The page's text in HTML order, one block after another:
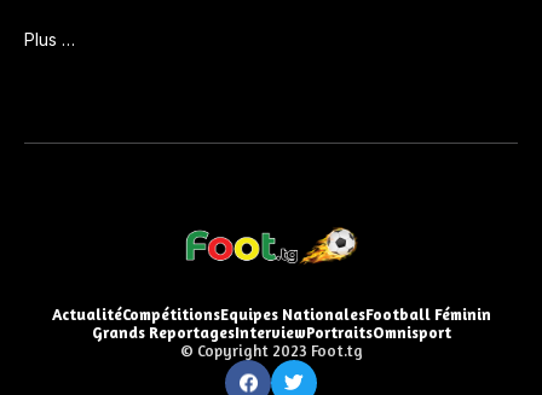
Plus …
ActualitéCompétitionsEquipes NationalesFootball Féminin
Grands ReportagesInterviewPortraitsOmnisport
© Copyright 2023 Foot.tg